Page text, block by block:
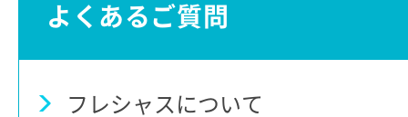
よくあるご質問
フレシャスについて